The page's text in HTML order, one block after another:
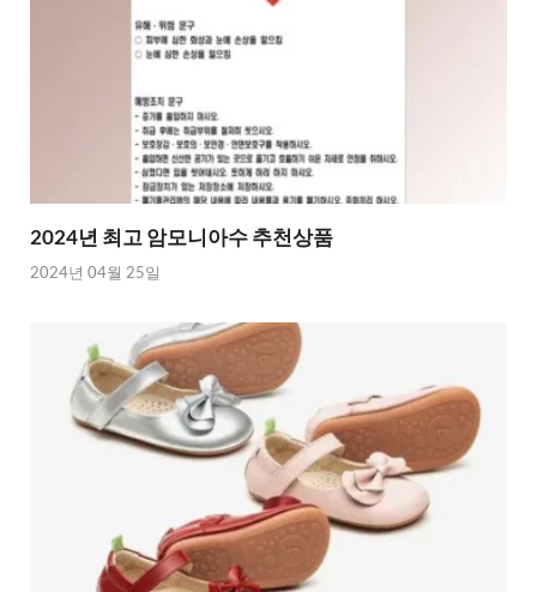
2024년 최고 암모니아수 추천상품
2024년 04월 25일